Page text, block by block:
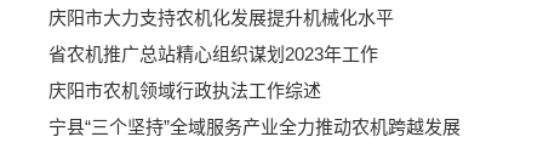
庆阳市大力支持农机化发展提升机械化水平
省农机推广总站精心组织谋划2023年工作
庆阳市农机领域行政执法工作综述
宁县“三个坚持”全域服务产业全力推动农机跨越发展